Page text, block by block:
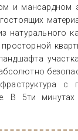
и мансардном
натурального
с
В 5ти